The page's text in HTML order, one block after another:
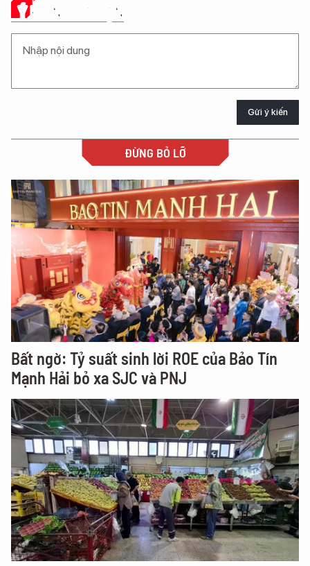
Ý KIẾN CỦA BẠN
Gửi ý kiến
ĐỪNG BỎ LỠ
Bất ngờ: Tỷ suất sinh lời ROE của Bảo Tín
Mạnh Hải bỏ xa SJC và PNJ